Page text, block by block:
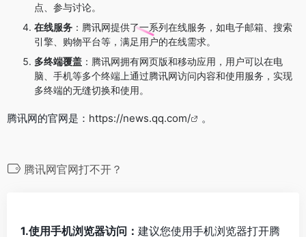
点、参与讨论。
在线服务 ：腾讯网提供了一系列在线服务，如电子邮箱、搜索
引擎、购物平台等，满足用户的在线需求。
多终端覆盖 ：腾讯网拥有网页版和移动应用，用户可以在电
脑、手机等多个终端上通过腾讯网访问内容和使用服务，实现
多终端的无缝切换和使用。
腾讯网的官网是： https://news.qq.com/ 。
腾讯网官网打不开？
1.使用手机浏览器访问： 建议您使用手机浏览器打开腾